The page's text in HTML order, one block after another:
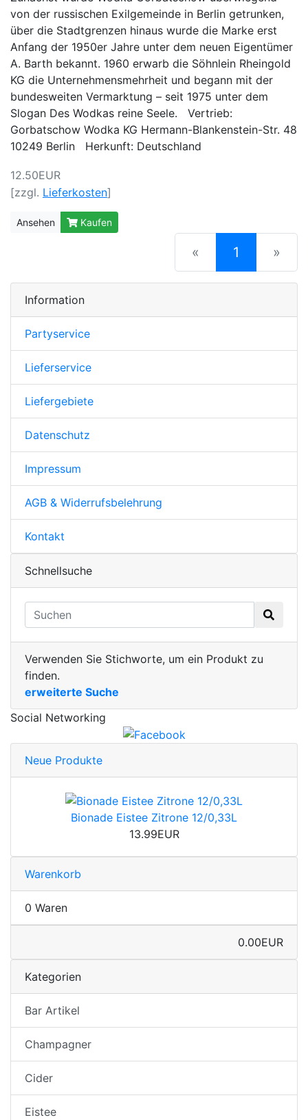
von der russischen Exilgemeinde in Berlin getrunken,
über die Stadtgrenzen hinaus wurde die Marke erst
Anfang der 1950er Jahre unter dem neuen Eigentümer
A. Barth bekannt. 1960 erwarb die Söhnlein Rheingold
KG die Unternehmensmehrheit und begann mit der
bundesweiten Vermarktung – seit 1975 unter dem
Slogan Des Wodkas reine Seele. Vertrieb:
Gorbatschow Wodka KG Hermann-Blankenstein-Str. 48
10249 Berlin Herkunft: Deutschland
12.50EUR
[zzgl. Lieferkosten]
Ansehen Kaufen
« 1 (current)
»
Information
Partyservice
Lieferservice
Liefergebiete
Datenschutz
Impressum
AGB & Widerrufsbelehrung
Kontakt
Schnellsuche
Verwenden Sie Stichworte, um ein Produkt zu
finden.
erweiterte Suche
Social Networking
Neue Produkte
Bionade Eistee Zitrone 12/0,33L
13.99EUR
Warenkorb
0 Waren
0.00EUR
Kategorien
Bar Artikel
Champagner
Cider
Eistee